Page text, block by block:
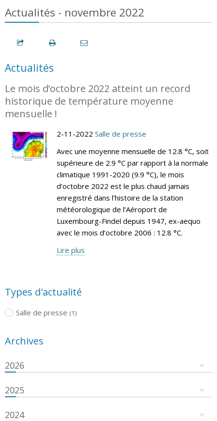
Actualités - novembre 2022
Actualités
Le mois d’octobre 2022 atteint un record
historique de température moyenne
mensuelle !
2-11-2022 Salle de presse
Avec une moyenne mensuelle de 12.8 °C, soit
supérieure de 2.9 °C par rapport à la normale
climatique 1991-2020 (9.9 °C), le mois
d’octobre 2022 est le plus chaud jamais
enregistré dans l’histoire de la station
météorologique de l’Aéroport de
Luxembourg-Findel depuis 1947, ex-aequo
avec le mois d’octobre 2006 : 12.8 °C.
Lire plus
Types d'actualité
Salle de presse (1)
Archives
2026
2025
2024